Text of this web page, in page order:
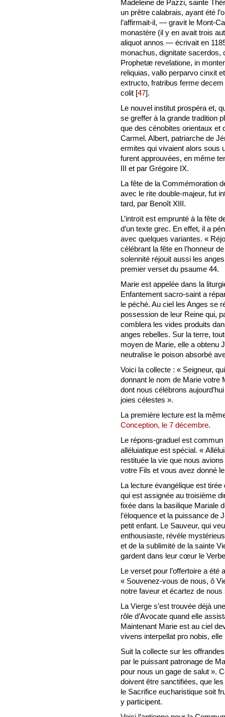
Madeleine de Pazzi, sainte
un prêtre calabrais, ayant été
l’affirmait-il, — gravit le Mont-
monastère (il y en avait trois
aliquot annos — écrivait en
monachus, dignitate sacerdos,
Prophetæ revelatione, in
reliquias, vallo perparvo cinxit
extructo, fratribus ferme
colit [47].
Le nouvel institut prospéra et,
se greffer à la grande tradition
que des cénobites orientaux et
Carmel. Albert, patriarche de
ermites qui vivaient alors sous
furent approuvées, en même
III et par Grégoire IX.
La fête de la Commémoration
avec le rite double-majeur, fut
tard, par Benoît XIII.
L’introït est emprunté à la fête
d’un texte grec. En effet, il a
avec quelques variantes. «
célébrant la fête en l’honneur
solennité réjouit aussi les
premier verset du psaume 44.
Marie est appelée dans la
Enfantement sacro-saint a
le péché. Au ciel les Anges se
possession de leur Reine qui,
comblera les vides produits
anges rebelles. Sur la terre,
moyen de Marie, elle a obtenu
neutralise le poison absorbé
Voici la collecte : « Seigneur,
donnant le nom de Marie votre
dont nous célébrons
joies célestes ».
La première lecture est la
Conception, le 7 décembre.
Le répons-graduel est
alléluiatique est spécial. «
restituée la vie que nous
votre Fils et vous avez donné
La lecture évangélique est
qui est assignée au troisième
fixée dans la basilique Mariale
l’éloquence et la puissance de
petit enfant. Le Sauveur, qui
enthousiaste, révèle
et de la sublimité de la sainte
gardent dans leur cœur le
Le verset pour l’offertoire a été
« Souvenez-vous de nous, ô
notre faveur et écartez de
La Vierge s’est trouvée déjà
rôle d’Avocate quand elle
Maintenant Marie est au ciel
vivens interpellat pro nobis,
Suit la collecte sur les
par le puissant patronage de
pour nous un gage de salut ».
doivent être sanctifiées, que
le Sacrifice eucharistique soit
y participent.